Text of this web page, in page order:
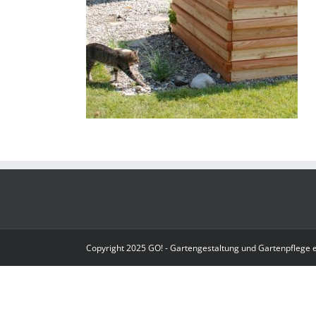
Copyright 2025 GO! - Gartengestaltung und Gartenpflege